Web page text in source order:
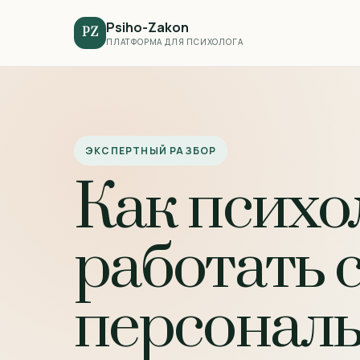
PZ Psiho-Zakon
ПЛАТФОРМА ДЛЯ ПСИХОЛОГА
ЭКСПЕРТНЫЙ РАЗБОР
Как
работать